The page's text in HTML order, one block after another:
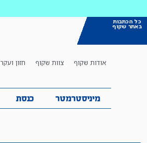
כל הכתבות
באתר שקוף
אודות שקוף צוות שקוף חזון
מיניסטרמטר כנסת
מיניסטרמטר